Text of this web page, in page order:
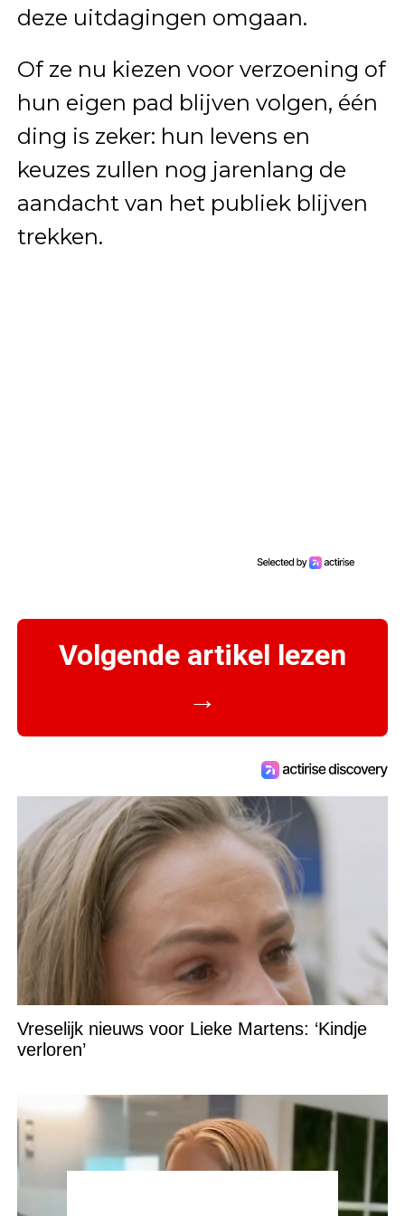
deze uitdagingen omgaan.
Of ze nu kiezen voor verzoening of
hun eigen pad blijven volgen, één
ding is zeker: hun levens en
keuzes zullen nog jarenlang de
aandacht van het publiek blijven
trekken.
Volgende artikel lezen
→
Vreselijk nieuws voor Lieke Martens: ‘Kindje
verloren’